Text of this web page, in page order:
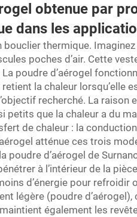
obtenue par
dans les
bouclier thermique.
poches d’air. Cette
poudre d’aérogel
la chaleur lorsqu’elle
recherché. La raison
petits que la chaleur a du
de chaleur : la
atténue ces trois
poudre d’aérogel de
à l’intérieur de la
d’énergie pour
légère (poudre
également les